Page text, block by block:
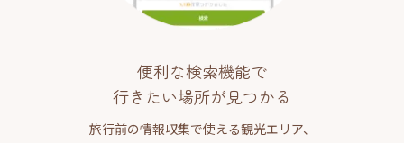
便利な検索機能で
行きたい場所が見つかる
旅行前の情報収集で使える観光エリア、